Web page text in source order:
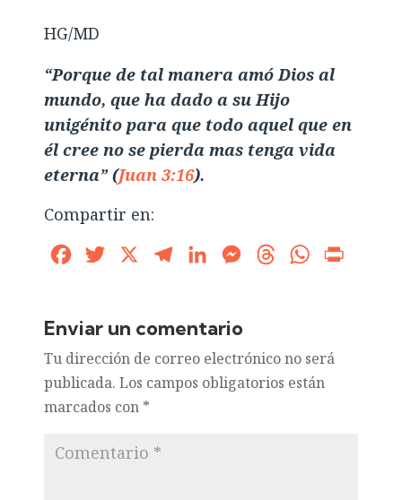
HG/MD
“Porque de tal manera amó Dios al
mundo, que ha dado a su Hijo
unigénito para que todo aquel que en
él cree no se pierda mas tenga vida
eterna” (Juan 3:16).
Compartir en:
FacebookTwitter TelegramLinkedInMessengerThreadsWhatsApp
Enviar un comentario
Tu dirección de correo electrónico no será
publicada. Los campos obligatorios están
marcados con *